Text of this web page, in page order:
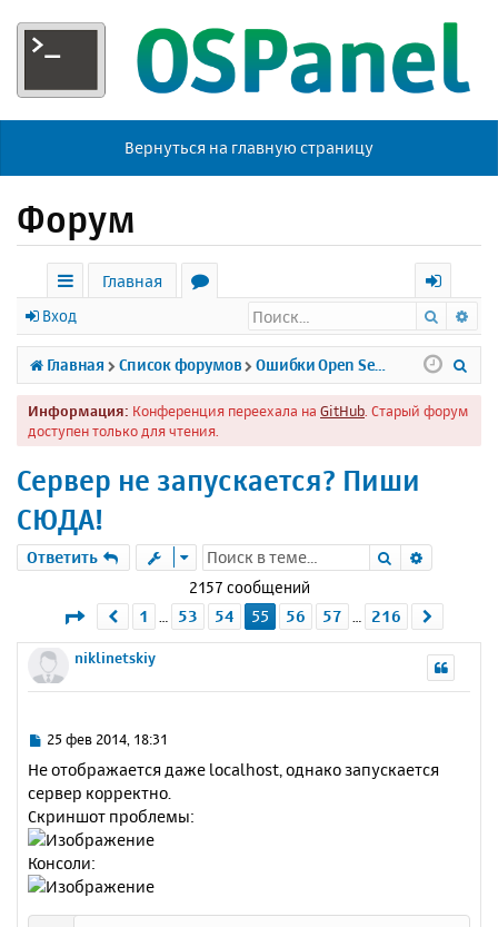
Вернуться на главную страницу
Форум
с
ы
л
к
Главная
р
у
м
х
о
д
Вход Поиск
Главная Список форумов
Информация: Конференция переехала на GitHub . Старый форум
доступен только для чтения.
Сервер не запускается? Пиши
СЮДА!
Ответить Поиск
2157 сообщений
Страница 55из 216
Пред.
1 53 54 55 56 57 216
niklinetskiy
С
о
б
щ
е
н
и
е
25 фев 2014, 18:31
Не отображается даже localhost, однако запускается
сервер корректно.
Скриншот проблемы:
Консоли: